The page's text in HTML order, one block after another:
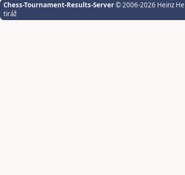
Chess-Tournament-Results-Server© 2006-2026 Heinz
tiráž